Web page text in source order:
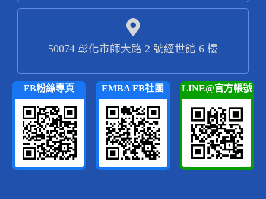
50074 彰化市師大路 2 號經世館 6 樓
FB粉絲專頁 EMBA FB社團 LINE@官方帳號